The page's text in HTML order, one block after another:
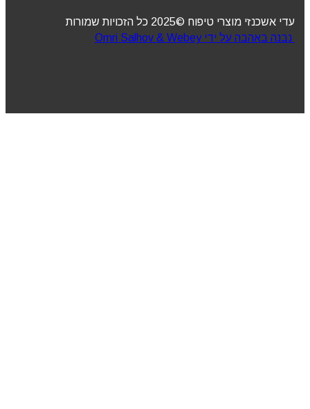
עדי אשכנזי מוצרי טיפוח ©2025 כל הזכויות שמורות
נבנה באהבה על ידי Omri Salhov & Webey